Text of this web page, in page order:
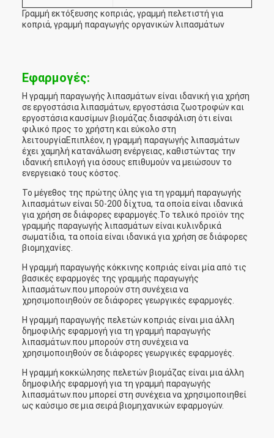
Γραμμή εκτόξευσης κοπριάς, γραμμή πελετιστή για
κοπριά, γραμμή παραγωγής οργανικών λιπασμάτων
Εφαρμογές:
Η γραμμή παραγωγής λιπασμάτων είναι ιδανική για χρήση
σε εργοστάσια λιπασμάτων, εργοστάσια ζωοτροφών και
εργοστάσια καυσίμων βιομάζας.διασφάλιση ότι είναι
φιλικό προς το χρήστη και εύκολο στη
λειτουργίαΕπιπλέον, η γραμμή παραγωγής λιπασμάτων
έχει χαμηλή κατανάλωση ενέργειας, καθιστώντας την
ιδανική επιλογή για όσους επιθυμούν να μειώσουν το
ενεργειακό τους κόστος.
Το μέγεθος της πρώτης ύλης για τη γραμμή παραγωγής
λιπασμάτων είναι 50-200 δίχτυα, τα οποία είναι ιδανικά
για χρήση σε διάφορες εφαρμογές.Το τελικό προϊόν της
γραμμής παραγωγής λιπασμάτων είναι κυλινδρικά
σωματίδια, τα οποία είναι ιδανικά για χρήση σε διάφορες
βιομηχανίες.
Η γραμμή παραγωγής κόκκινης κοπριάς είναι μία από τις
βασικές εφαρμογές της γραμμής παραγωγής
λιπασμάτων.που μπορούν στη συνέχεια να
χρησιμοποιηθούν σε διάφορες γεωργικές εφαρμογές.
Η γραμμή παραγωγής πελετών κοπριάς είναι μια άλλη
δημοφιλής εφαρμογή για τη γραμμή παραγωγής
λιπασμάτων.που μπορούν στη συνέχεια να
χρησιμοποιηθούν σε διάφορες γεωργικές εφαρμογές.
Η γραμμή κοκκώλησης πελετών βιομάζας είναι μια άλλη
δημοφιλής εφαρμογή για τη γραμμή παραγωγής
λιπασμάτων.που μπορεί στη συνέχεια να χρησιμοποιηθεί
ως καύσιμο σε μια σειρά βιομηχανικών εφαρμογών.